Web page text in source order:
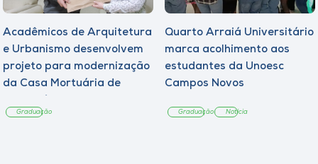
Acadêmicos de Arquitetura
e Urbanismo desenvolvem
projeto para modernização
da Casa Mortuária de
Graduação
Quarto Arraiá Universitário
marca acolhimento aos
estudantes da Unoesc
Campos Novos
Graduação Notícia